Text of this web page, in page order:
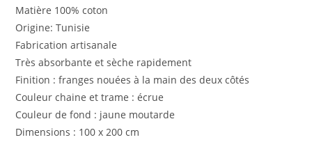
Matière 100% coton
Origine: Tunisie
Fabrication artisanale
Très absorbante et sèche rapidement
Finition : franges nouées à la main des deux côtés
Couleur chaine et trame : écrue
Couleur de fond : jaune moutarde
Dimensions : 100 x 200 cm